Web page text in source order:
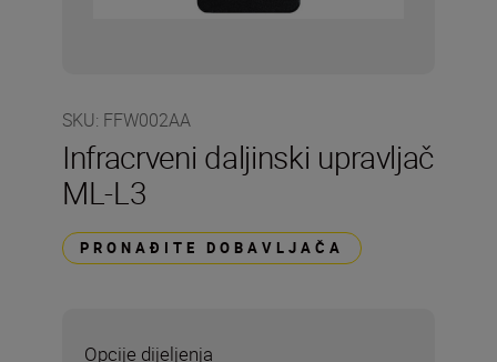
SKU: FFW002AA
Infracrveni daljinski upravljač
ML-L3
PRONAĐITE DOBAVLJAČA
Opcije dijeljenja